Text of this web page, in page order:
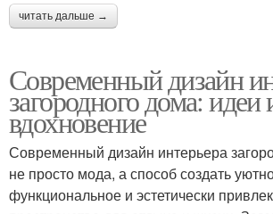
читать дальше →
Современный дизайн
загородного дома: идеи
вдохновение
Современный дизайн интерьера
не просто мода, а способ создать
функциональное и эстетически